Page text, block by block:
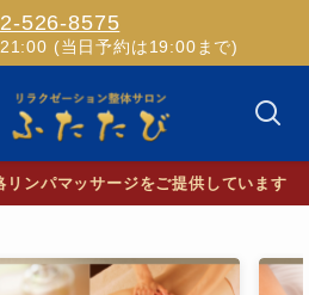
526-8575
(当日予約は19:00まで)
✨